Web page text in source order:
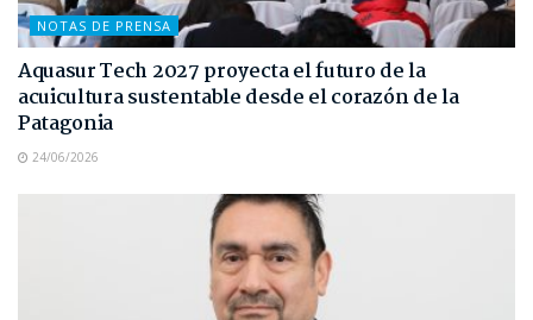
NOTAS DE PRENSA
Aquasur Tech 2027 proyecta el futuro de la
acuicultura sustentable desde el corazón de la
Patagonia
24/06/2026